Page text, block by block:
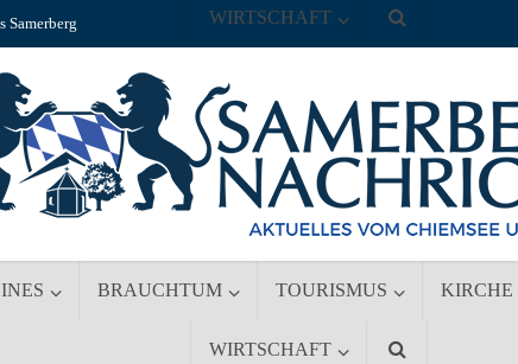
Samerberg
BRAUCHTUM TOURISMUS KIRCHE
WIRTSCHAFT
WIRTSCHAFT